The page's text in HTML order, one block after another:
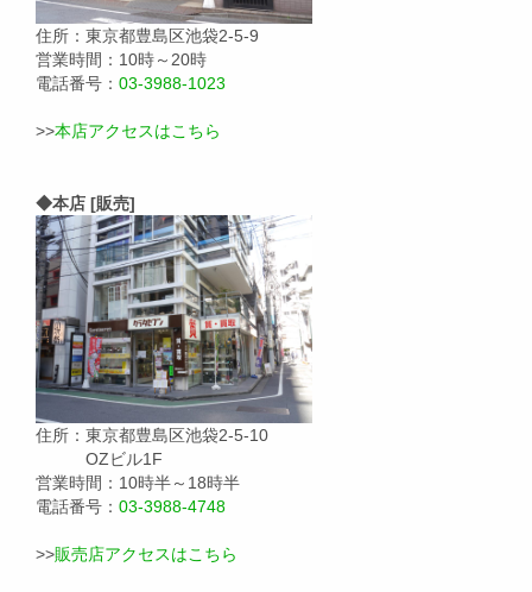
住所：東京都豊島区池袋2-5-9
営業時間：10時～20時
電話番号： 03-3988-1023
>>本店アクセスはこちら
◆本店 [販売]
住所：東京都豊島区池袋2-5-10
OZビル1F
営業時間：10時半～18時半
電話番号： 03-3988-4748
>>販売店アクセスはこちら